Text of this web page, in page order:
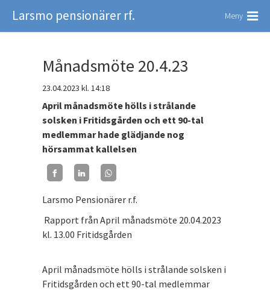
Larsmo pensionärer rf. Meny
Månadsmöte 20.4.23
23.04.2023 kl. 14:18
April månadsmöte hölls i strålande
solsken i Fritidsgården och ett 90-tal
medlemmar hade glädjande nog
hörsammat kallelsen
Larsmo Pensionärer r.f.
Rapport från April månadsmöte 20.04.2023
kl. 13.00 Fritidsgården
April månadsmöte hölls i strålande solsken i
Fritidsgården och ett 90-tal medlemmar